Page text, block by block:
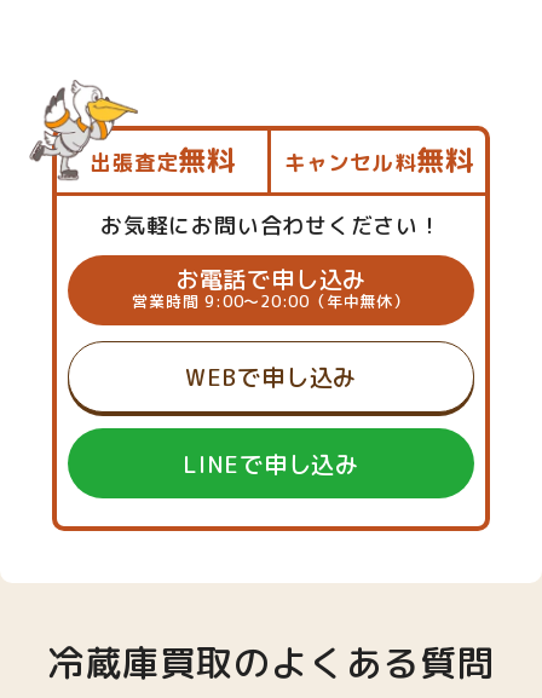
出張査定無料 キャンセル料無料
お気軽にお問い合わせください！
お電話で申し込み
営業時間 9:00～20:00（年中無休）
WEBで申し込み
LINEで申し込み
冷蔵庫買取のよくある質問